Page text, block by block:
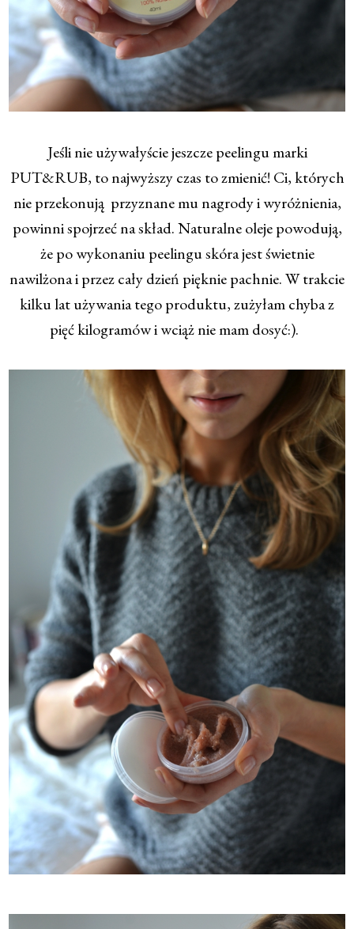
Jeśli nie używałyście jeszcze peelingu marki
PUT&RUB, to najwyższy czas to zmienić! Ci, których
nie przekonują przyznane mu nagrody i wyróżnienia,
powinni spojrzeć na skład. Naturalne oleje powodują,
że po wykonaniu peelingu skóra jest świetnie
nawilżona i przez cały dzień pięknie pachnie. W trakcie
kilku lat używania tego produktu, zużyłam chyba z
pięć kilogramów i wciąż nie mam dosyć:).